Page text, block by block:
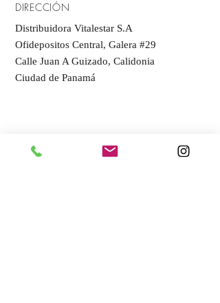
DIRECCIÓN
Distribuidora Vitalestar S.A
Ofidepositos Central, Galera #29
Calle Juan A Guizado, Calidonia
Ciudad de Panamá
Contáctanos